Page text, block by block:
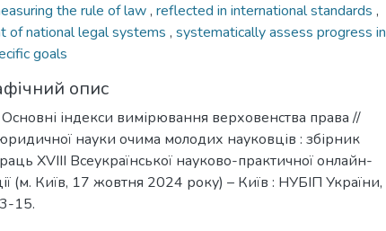
the rule of law, reflected in international standards ,
of national legal systems , systematically assess progress in
goals
опис
індекси вимірювання верховенства права //
науки очима молодих науковців : збірник
XVIII Всеукраїнської науково-практичної онлайн-
(м. Київ, 17 жовтня 2024 року) – Київ : НУБІП України,
15.